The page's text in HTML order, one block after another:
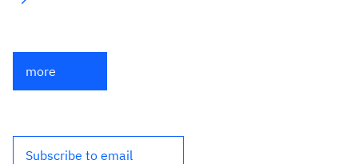
more
Subscribe to email